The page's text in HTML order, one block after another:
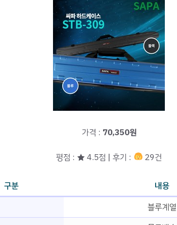
가격 : 70,350원
평점 : ★ 4.5점 | 후기 : 29건
구분
내용
블루계열